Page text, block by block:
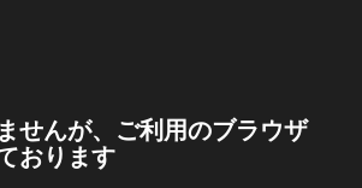
せんが、ご利用のブラウザ
おります